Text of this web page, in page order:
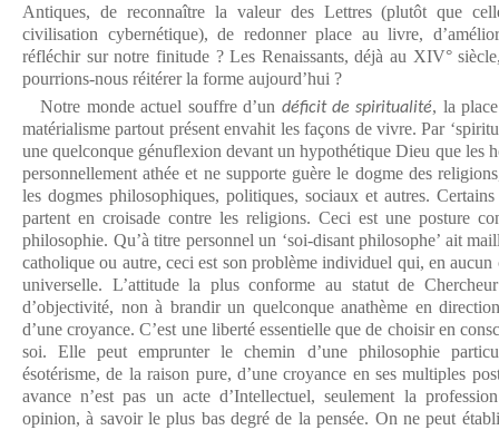
Antiques, de reconnaître la valeur des Lettres (plutôt que
civilisation cybernétique), de redonner place au livre,
réfléchir sur notre finitude ? Les Renaissants, déjà au XIV°
pourrions-nous réitérer la forme aujourd’hui ?
Notre monde actuel souffre d’un déficit de spiritualité, la
matérialisme partout présent envahit les façons de vivre. Par
une quelconque génuflexion devant un hypothétique Dieu que les
personnellement athée et ne supporte guère le dogme des
les dogmes philosophiques, politiques, sociaux et autres. Certains
partent en croisade contre les religions. Ceci est une posture
philosophie. Qu’à titre personnel un ‘soi-disant philosophe’ ait
catholique ou autre, ceci est son problème individuel qui, en aucun
universelle. L’attitude la plus conforme au statut de
d’objectivité, non à brandir un quelconque anathème en
d’une croyance. C’est une liberté essentielle que de choisir en
soi. Elle peut emprunter le chemin d’une philosophie
ésotérisme, de la raison pure, d’une croyance en ses multiples
avance n’est pas un acte d’Intellectuel, seulement la
opinion, à savoir le plus bas degré de la pensée. On ne peut